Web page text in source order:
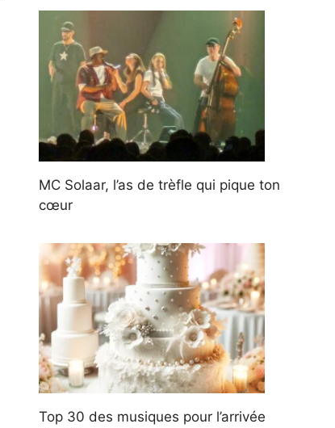
MC Solaar, l’as de trèfle qui pique ton
cœur
Top 30 des musiques pour l’arrivée